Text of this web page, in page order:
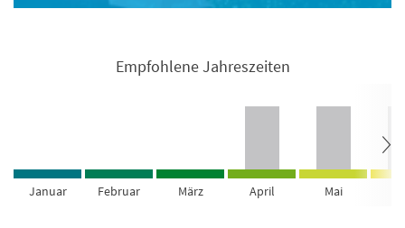
Empfohlene Jahreszeiten
Januar Februar März April Mai